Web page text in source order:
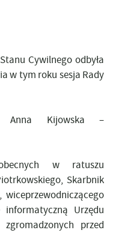
Cywilnego odbyła
w tym roku sesja Rady
Anna Kijowska –
w ratuszu
Skarbnik
informatyczną Urzędu
przed